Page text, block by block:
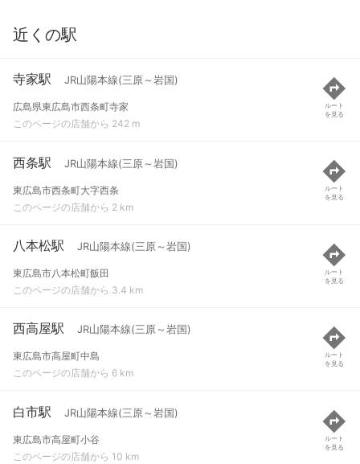
近くの駅
寺家駅 JR山陽本線(三原～岩国)
広島県東広島市西条町寺家
このページの店舗から 242 m
ルート
を見る
西条駅 JR山陽本線(三原～岩国)
東広島市西条町大字西条
このページの店舗から 2 km
ルート
を見る
八本松駅 JR山陽本線(三原～岩国)
東広島市八本松町飯田
このページの店舗から 3.4 km
ルート
を見る
西高屋駅 JR山陽本線(三原～岩国)
東広島市高屋町中島
このページの店舗から 6 km
ルート
を見る
白市駅 JR山陽本線(三原～岩国)
東広島市高屋町小谷
このページの店舗から 10 km
ルート
を見る